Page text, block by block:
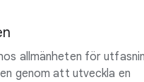
allmänheten för
genom att utveckla en